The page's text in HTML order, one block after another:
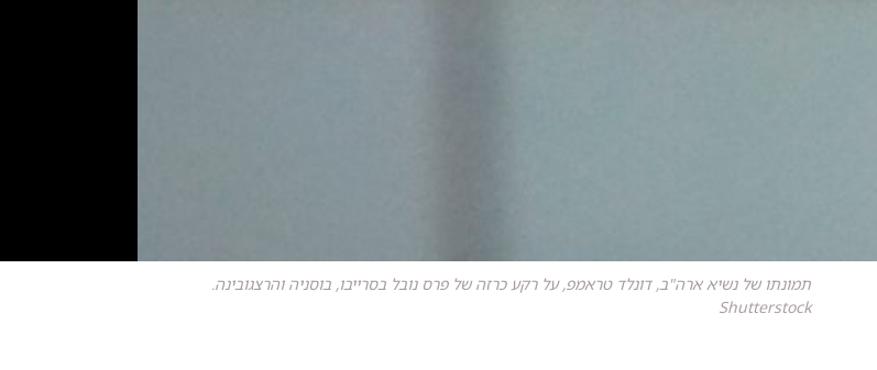
תמונתו של נשיא ארה"ב, דונלד טראמפ, על רקע כרזה של פרס נובל בסרייבו, בוסניה והרצגובינה.
Shutterstock